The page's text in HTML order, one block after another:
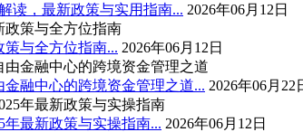
读，最新政策与实用指南... 2026年06月12日
策与全方位指南... 2026年06月12日
融中心的跨境资金管理之道... 2026年06月22
最新政策与实操指南... 2026年06月12日